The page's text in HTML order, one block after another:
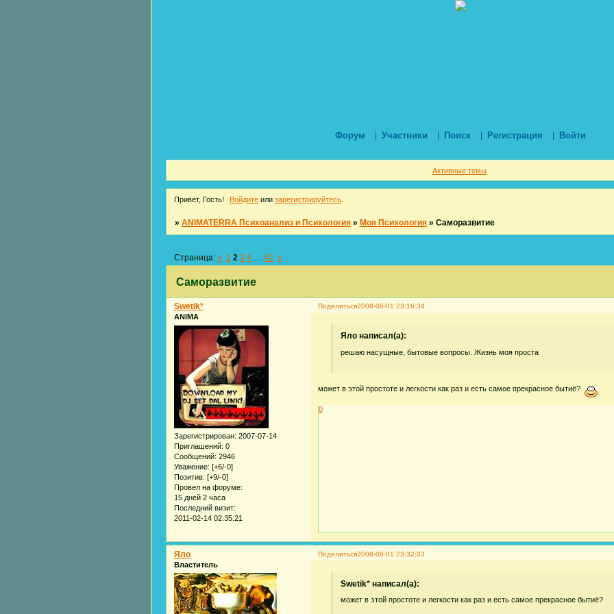
Форум Участники Поиск Регистрация Войти
Активные темы
Привет, Гость! Войдите или зарегистрируйтесь
» ANIMATERRA Психоанализ и Психология » Моя Психология » Саморазвитие
Саморазвитие
Страница: « 1 2 3 4 42 »
Поделиться2008-06-01 23:16:34
Swetik*
ANIMA
Зарегистрирован: 2007-07-14
Приглашений: 0
Сообщений: 2946
Уважение: [+6/-0]
Позитив: [+9/-0]
Провел на форуме:
15 дней 2 часа
Последний визит:
2011-02-14 02:35:21
Яло написал(а):
решаю насущные, бытовые вопросы. Жизнь моя проста
может в этой простоте и легкости как раз и есть самое прекрасное бытиё?
0
Поделиться2008-06-01 23:32:03
Яло
Властитель
Swetik* написал(а):
может в этой простоте и легкости как раз и есть самое прекрасное бытиё?